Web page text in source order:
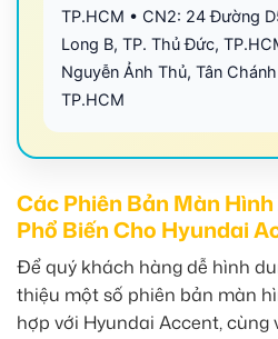
TP.HCM • CN2: 24 Đường
Long B, TP. Thủ Đức,
Nguyễn Ảnh Thủ, Tân
TP.HCM
Các Phiên Bản Màn
Phổ Biến Cho Hyundai
Để quý khách hàng dễ hình
thiệu một số phiên bản màn
hợp với Hyundai Accent,